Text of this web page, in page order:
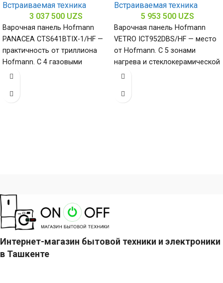
Встраиваемая техника
3 037 500 UZS
Варочная панель Hofmann
PANACEA CTS641BTIX-1/HF —
практичность от триллиона
Hofmann. С 4 газовыми
конфорками и поверхностью
(габариты
Встраиваемая техника
5 953 500 UZS
Варочная панель Hofmann
VETRO ICT952DBS/HF — место
от Hofmann. С 5 зонами
нагрева и стеклокерамической
поверхностью (габариты 60 х
Интернет-магазин бытовой техники и электроники
в Ташкенте